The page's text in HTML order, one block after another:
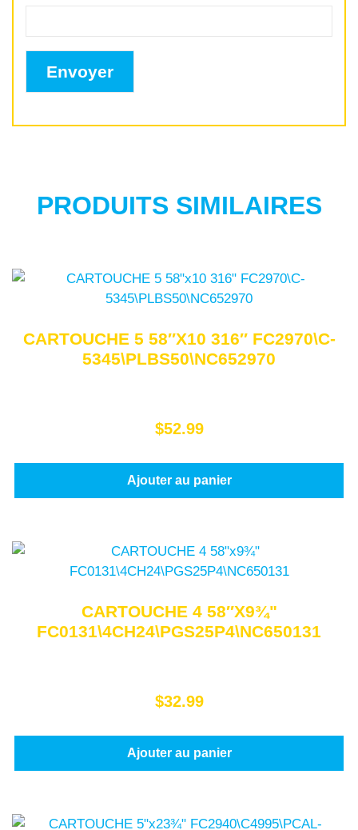
PRODUITS SIMILAIRES
CARTOUCHE 5 58″X10 316″ FC2970\C-
5345\PLBS50\NC652970
$52.99
Ajouter au panier
CARTOUCHE 4 58″X9¾"
FC0131\4CH24\PGS25P4\NC650131
$32.99
Ajouter au panier